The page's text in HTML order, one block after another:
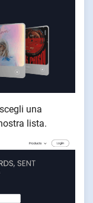
una
lista.